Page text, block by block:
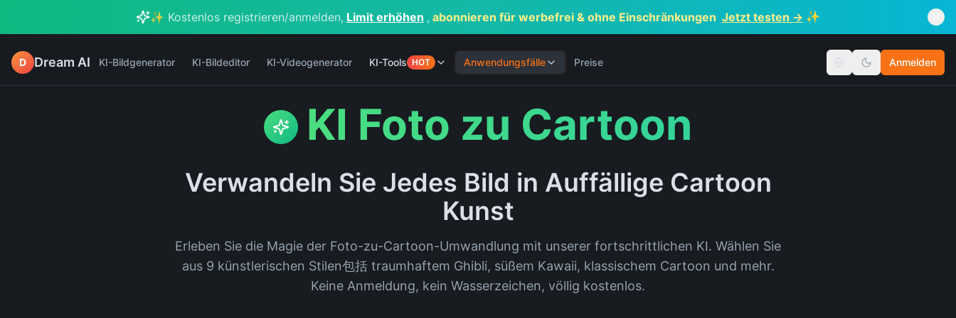
✨ Kostenlos registrieren/anmelden, Limit erhöhen , abonnieren für werbefrei & ohne Einschränkungen Jetzt testen → ✨
D Dream AI KI-Bildgenerator KI-Bildeditor KI-Videogenerator KI-Tools HOT Anwendungsfälle Preise Sprache wechseln
Anmelden
KI Foto zu Cartoon
Verwandeln Sie Jedes Bild in Auffällige Cartoon
Kunst
Erleben Sie die Magie der Foto-zu-Cartoon-Umwandlung mit unserer fortschrittlichen KI. Wählen Sie
aus 9 künstlerischen Stilen包括 traumhaftem Ghibli, süßem Kawaii, klassischem Cartoon und mehr.
Keine Anmeldung, kein Wasserzeichen, völlig kostenlos.